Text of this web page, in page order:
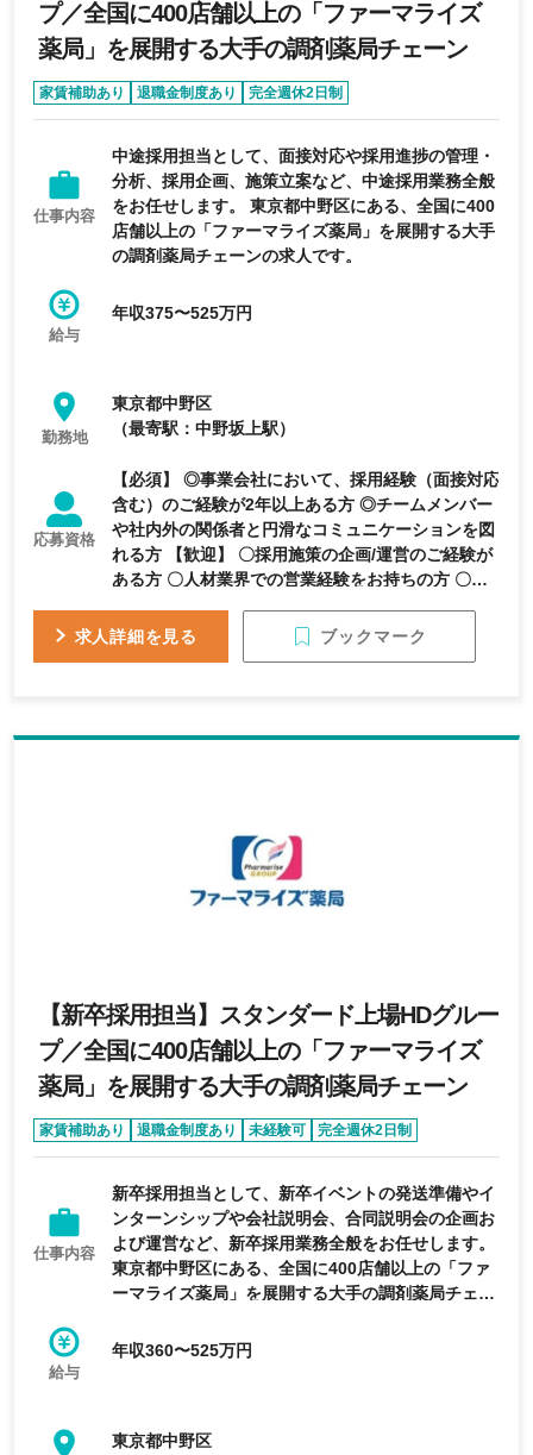
プ／全国に400店舗以上の「ファーマライズ
薬局」を展開する大手の調剤薬局チェーン
家賃補助あり 退職金制度あり
完全週休2日制
年間休日120日以上
上場企業
仕事内容
中途採用担当として、面接対応や採用進捗の管理・
分析、採用企画、施策立案など、中途採用業務全般
をお任せします。 東京都中野区にある、全国に400
店舗以上の「ファーマライズ薬局」を展開する大手
の調剤薬局チェーンの求人です。
給与
年収375〜525万円
勤務地
東京都中野区
（最寄駅：中野坂上駅）
応募資格
【必須】 ◎事業会社において、採用経験（面接対応
含む）のご経験が2年以上ある方 ◎チームメンバー
や社内外の関係者と円滑なコミュニケーションを図
れる方 【歓迎】 〇採用施策の企画/運営のご経験が
ある方 〇人材業界での営業経験をお持ちの方 〇業
求人詳細を見る
ブックマーク
【新卒採用担当】スタンダード上場HDグルー
プ／全国に400店舗以上の「ファーマライズ
薬局」を展開する大手の調剤薬局チェーン
家賃補助あり 退職金制度あり 未経験可
完全週休2日制
年間休日120日以上
仕事内容
新卒採用担当として、新卒イベントの発送準備やイ
ンターンシップや会社説明会、合同説明会の企画お
よび運営など、新卒採用業務全般をお任せします。
東京都中野区にある、全国に400店舗以上の「ファ
ーマライズ薬局」を展開する大手の調剤薬局チェー
給与
年収360〜525万円
東京都中野区